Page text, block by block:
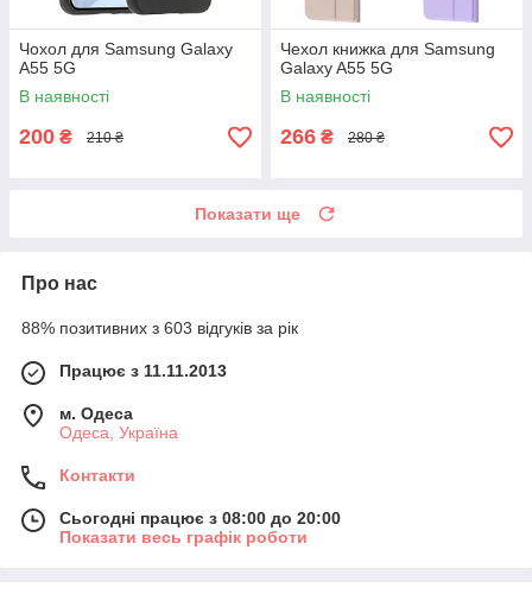
Чохол для Samsung Galaxy
A55 5G
В наявності
200 ₴ 210 ₴
Чехол книжка для Samsung
Galaxy A55 5G
В наявності
266 ₴ 280 ₴
Показати ще
Про нас
88% позитивних з 603 відгуків за рік
Працює з 11.11.2013
м. Одеса
Одеса, Україна
Контакти
Сьогодні працює з 08:00 до 20:00
Показати весь графік роботи